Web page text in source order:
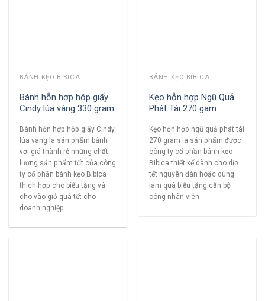
BÁNH KẸO BIBICA
Bánh hỗn hợp hộp giấy
Cindy lúa vàng 330 gram
Bánh hỗn hợp hộp giấy Cindy
lúa vàng là sản phẩm bánh
với giá thành rẻ những chất
lượng sản phẩm tốt của công
ty cổ phần bánh kẹo Bibica
thích hợp cho biếu tặng và
cho vào giỏ quà tết cho
doanh nghiệp
BÁNH KẸO BIBICA
Kẹo hỗn hợp Ngũ Quả
Phát Tài 270 gam
Kẹo hỗn hợp ngũ quả phát tài
270 gram là sản phẩm được
công ty cổ phần bánh kẹo
Bibica thiết kế dành cho dịp
tết nguyên đán hoặc dùng
làm quà biếu tặng cấn bộ
công nhân viên